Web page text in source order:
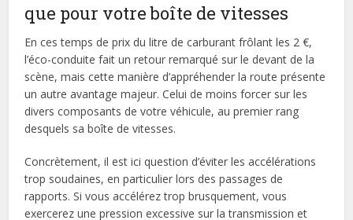
que pour votre boîte de vitesses
En ces temps de prix du litre de carburant frôlant les 2 €,
l’éco-conduite fait un retour remarqué sur le devant de la
scène, mais cette manière d’appréhender la route présente
un autre avantage majeur. Celui de moins forcer sur les
divers composants de votre véhicule, au premier rang
desquels sa boîte de vitesses.
Concrètement, il est ici question d’éviter les accélérations
trop soudaines, en particulier lors des passages de
rapports. Si vous accélérez trop brusquement, vous
exercerez une pression excessive sur la transmission et